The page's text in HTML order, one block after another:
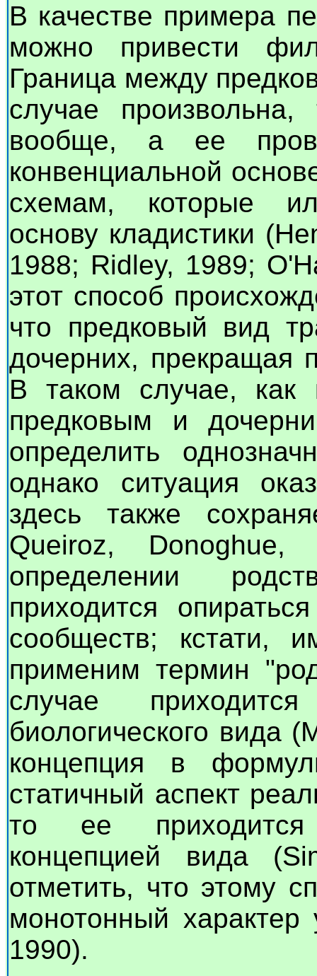
В качестве примера
можно привести
Граница между
случае
вообще, а ее
конвенциальной
схемам, которые
основу кладистики
1988; Ridley, 1989;
этот способ
что предковый вид
дочерних, прекращая
В таком случае, как
предковым и
определить
однако ситуация
здесь также
Queiroz,
определении
приходится
сообществ; кстати,
применим термин
случае
биологического вида
концепция в
статичный аспект
то ее приходится
концепцией вида
отметить, что этому
монотонный
1990).